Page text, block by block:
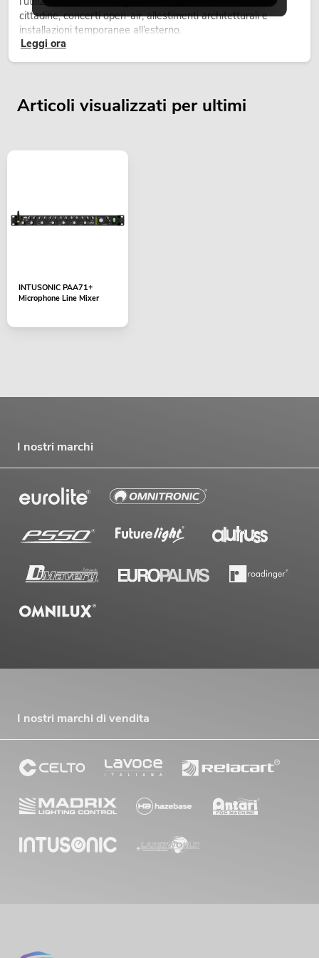
cittadine, concerti open-air, allestimenti architetturali e
installazioni temporanee all’esterno.
Leggi ora
Articoli visualizzati per ultimi
INTUSONIC PAA71+
Microphone Line Mixer
I nostri marchi
I nostri marchi di vendita